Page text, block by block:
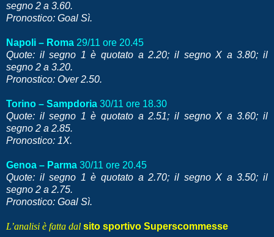
segno 2 a 3.60.
Pronostico: Goal Sì.
Napoli – Roma 29/11 ore 20.45
Quote: il segno 1 è quotato a 2.20; il segno X a 3.80; il
segno 2 a 3.20.
Pronostico: Over 2.50.
Torino – Sampdoria 30/11 ore 18.30
Quote: il segno 1 è quotato a 2.51; il segno X a 3.60; il
segno 2 a 2.85.
Pronostico: 1X.
Genoa – Parma 30/11 ore 20.45
Quote: il segno 1 è quotato a 2.70; il segno X a 3.50; il
segno 2 a 2.75.
Pronostico: Goal Sì.
L’analisi è fatta dal sito sportivo Superscommesse